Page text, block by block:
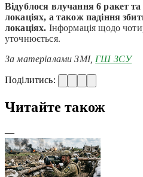
Відублося влучання 6 ракет
локаціях, а також падіння
локаціях. Інформація щодо
уточнюється.
За матеріалами ЗМІ, ГШ ЗСУ
Поділитись:
Читайте також
—